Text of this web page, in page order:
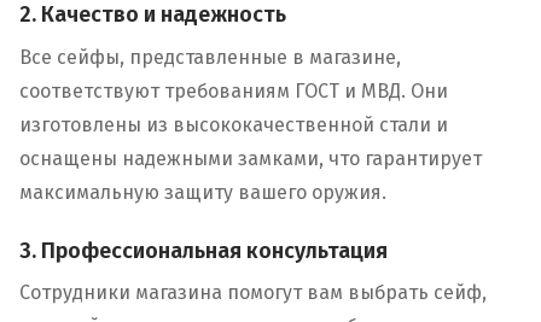
2. Качество и надежность
Все сейфы, представленные в магазине,
соответствуют требованиям ГОСТ и МВД. Они
изготовлены из высококачественной стали и
оснащены надежными замками, что гарантирует
максимальную защиту вашего оружия.
3. Профессиональная консультация
Сотрудники магазина помогут вам выбрать сейф,